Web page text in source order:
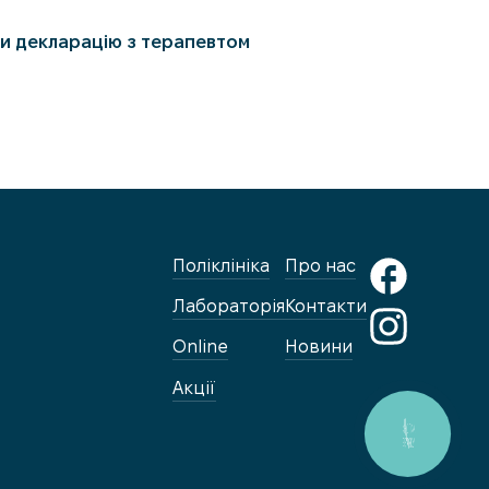
декларацію з терапевтом
Поліклініка
Лабораторія
Online
Акції
Про нас
Контакти
Новини
КНОПКА
ЗВ'ЯЗКУ